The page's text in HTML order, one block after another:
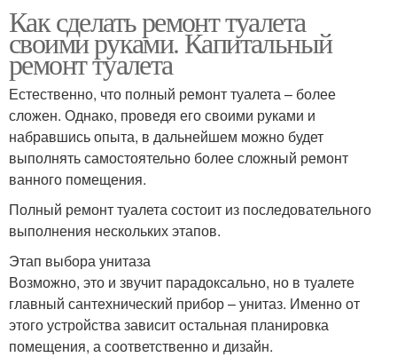
Как сделать ремонт туалета
своими руками. Капитальный
ремонт туалета
Естественно, что полный ремонт туалета – более
сложен. Однако, проведя его своими руками и
набравшись опыта, в дальнейшем можно будет
выполнять самостоятельно более сложный ремонт
ванного помещения.
Полный ремонт туалета состоит из последовательного
выполнения нескольких этапов.
Этап выбора унитаза
Возможно, это и звучит парадоксально, но в туалете
главный сантехнический прибор – унитаз. Именно от
этого устройства зависит остальная планировка
помещения, а соответственно и дизайн.